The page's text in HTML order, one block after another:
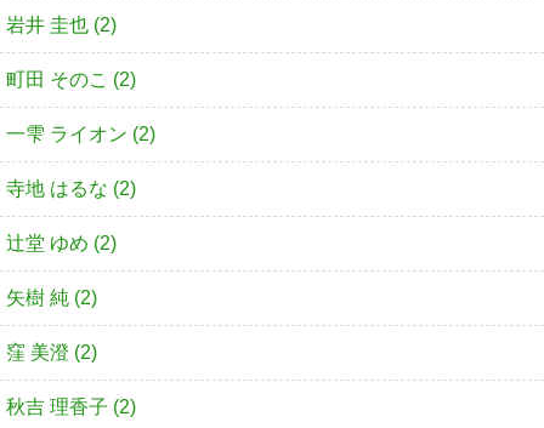
岩井 圭也 (2)
町田 そのこ (2)
一雫 ライオン (2)
寺地 はるな (2)
辻堂 ゆめ (2)
矢樹 純 (2)
窪 美澄 (2)
秋吉 理香子 (2)